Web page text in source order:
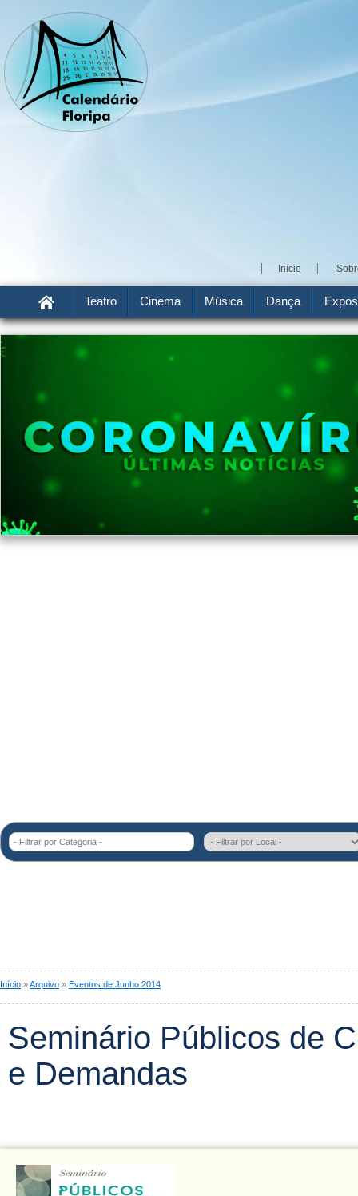
Início
Teatro Cinema Música Dança
- Filtrar por Categoria -
Início »Arquivo » Eventos de Junho 2014
Seminário Públicos de
e Demandas